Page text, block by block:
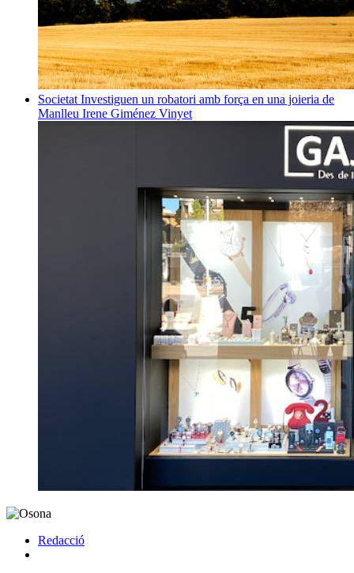
Societat Investiguen un robatori amb força en una joieria de
Manlleu Irene Giménez Vinyet
Redacció